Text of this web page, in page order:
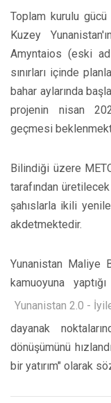
Toplam kurulu
Kuzey
Amyntaios (eski
sınırları içinde
bahar aylarında
projenin nisan
geçmesi
Bilindiği üzere
tarafından
şahıslarla ikili
akdetmektedir.
Yunanistan Maliye
kamuoyuna
Yunanistan 2.0 -
dayanak
dönüşümünü
bir yatırım" olarak